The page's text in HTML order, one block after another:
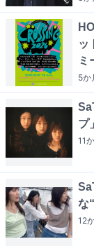
ッ
ミ
5か
プ
11
な
12